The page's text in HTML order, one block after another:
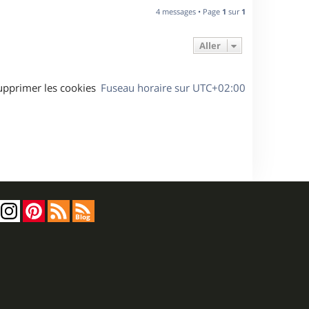
t
4 messages • Page 1 sur 1
Aller
Fuseau horaire sur UTC+02:00
les cookies